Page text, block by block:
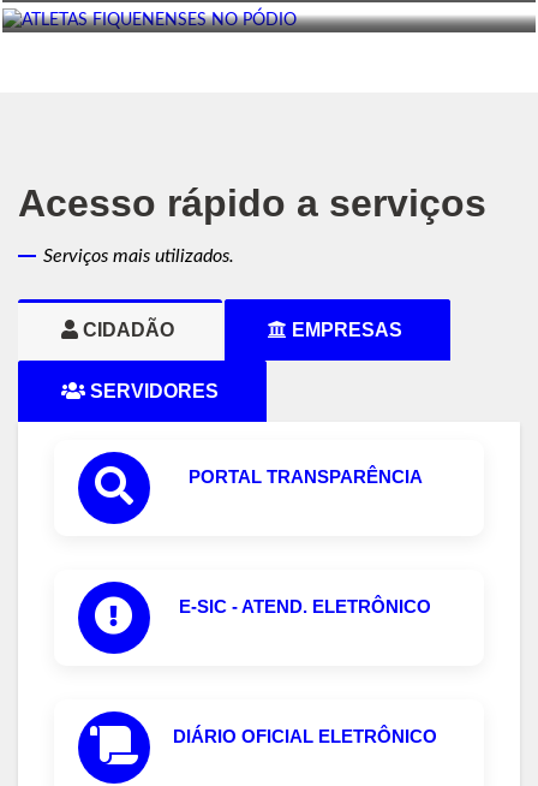
Acesso rápido a serviços
Serviços mais utilizados.
CIDADÃO EMPRESAS
SERVIDORES
PORTAL TRANSPARÊNCIA
E-SIC - ATEND. ELETRÔNICO
DIÁRIO OFICIAL ELETRÔNICO